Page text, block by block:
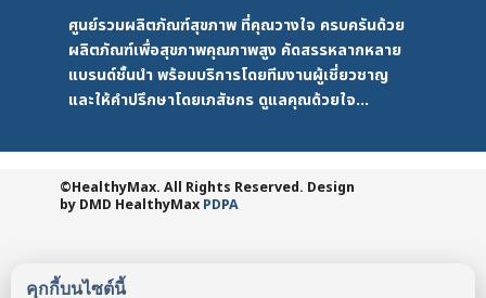
คุกกี้บนไซต์นี้
ศูนย์รวมผลิตภัณฑ์สุขภาพ ที่คุณวางใจ ครบครันด้วย
ผลิตภัณฑ์เพื่อสุขภาพคุณภาพสูง คัดสรรหลากหลาย
แบรนด์ชั้นนำ พร้อมบริการโดยทีมงานผู้เชี่ยวชาญ
และให้คำปรึกษาโดยเภสัชกร ดูแลคุณด้วยใจ...
©HealthyMax. All Rights Reserved. Design
by DMD HealthyMax PDPA